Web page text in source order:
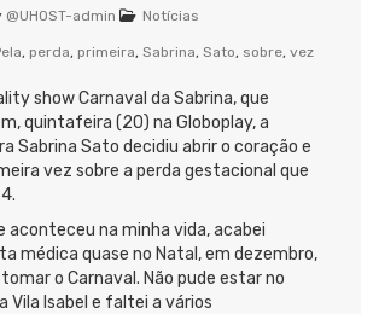
@UHOST-admin Notícias
, perda, primeira, Sabrina, Sato, sobre, vez
show Carnaval da Sabrina, que
quintafeira (20) na Globoplay, a
Sabrina Sato decidiu abrir o coração e
vez sobre a perda gestacional que
aconteceu na minha vida, acabei
médica quase no Natal, em dezembro,
o Carnaval. Não pude estar no
Vila Isabel e faltei a vários